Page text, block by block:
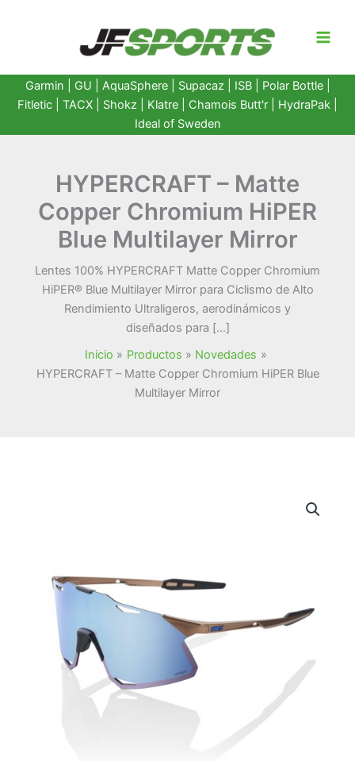
Garmin GU AquaSphere| Supacaz | ISB | Polar Bottle|
Fitletic
TACX Shokz Klatre Chamois Butt'r HydraPak
Ideal of Sweden
HYPERCRAFT – Matte
Copper Chromium HiPER
Blue Multilayer Mirror
Lentes 100% HYPERCRAFT Matte Copper Chromium
HiPER® Blue Multilayer Mirror para Ciclismo de Alto
Rendimiento Ultraligeros, aerodinámicos y
diseñados para […]
Inicio
Productos
Novedades
HYPERCRAFT – Matte Copper Chromium HiPER Blue
Multilayer Mirror